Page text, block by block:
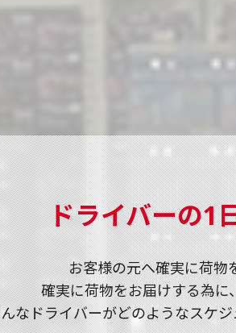
ドライバーの1
お客様の元へ確実に荷物
確実に荷物をお届けする為に
なドライバーがどのようなスケ